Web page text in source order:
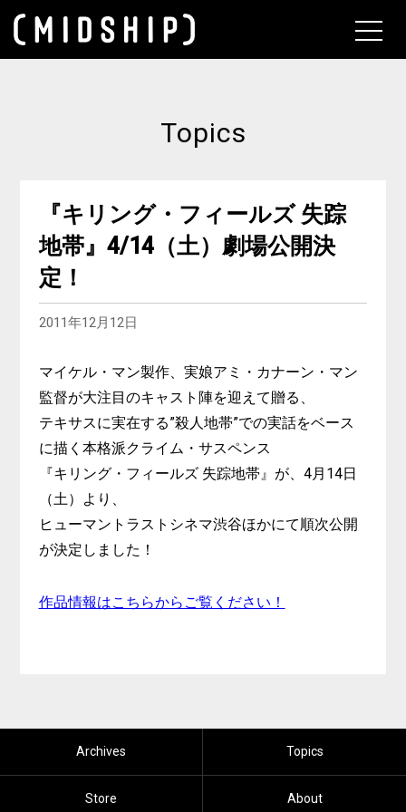
Topics
『キリング・フィールズ 失踪
地帯』4/14（土）劇場公開決
定！
2011年12月12日
マイケル・マン製作、実娘アミ・カナーン・マン
監督が大注目のキャスト陣を迎えて贈る、
テキサスに実在する”殺人地帯”での実話をベース
に描く本格派クライム・サスペンス
『キリング・フィールズ 失踪地帯』が、4月14日
（土）より、
ヒューマントラストシネマ渋谷ほかにて順次公開
が決定しました！
作品情報はこちらからご覧ください！
Archives Topics
Store About
About